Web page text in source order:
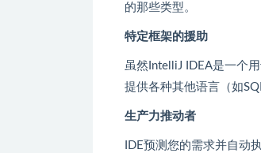
的那些类型。
特定框架的援助
虽然IntelliJ IDEA是一个
提供各种其他语言（如
生产力推动者
IDE预测您的需求并自动